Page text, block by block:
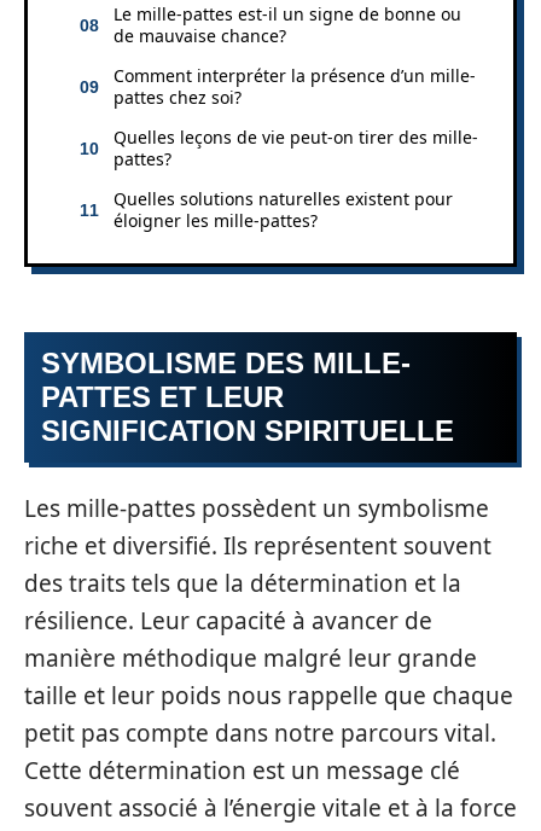
Le mille-pattes est-il un signe de bonne ou
de mauvaise chance?
Comment interpréter la présence d’un mille-
pattes chez soi?
Quelles leçons de vie peut-on tirer des mille-
pattes?
Quelles solutions naturelles existent pour
éloigner les mille-pattes?
SYMBOLISME DES MILLE-
PATTES ET LEUR
SIGNIFICATION SPIRITUELLE
Les mille-pattes possèdent un symbolisme
riche et diversifié. Ils représentent souvent
des traits tels que la détermination et la
résilience. Leur capacité à avancer de
manière méthodique malgré leur grande
taille et leur poids nous rappelle que chaque
petit pas compte dans notre parcours vital.
Cette détermination est un message clé
souvent associé à l’énergie vitale et à la force